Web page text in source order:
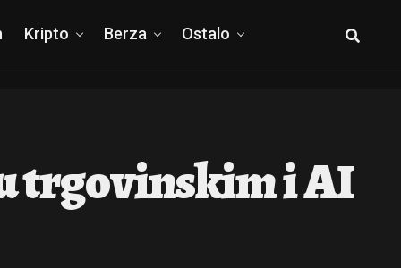
Kripto Berza Ostalo
trgovinskim i AI